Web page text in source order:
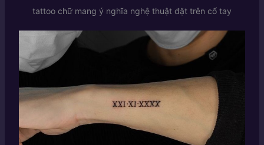
tattoo chữ mang ý nghĩa nghệ thuật đặt trên cổ tay